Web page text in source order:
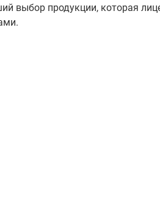
выбор продукции, которая